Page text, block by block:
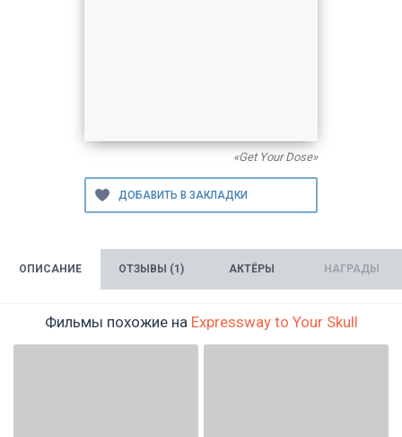
«Get Your Dose»
ОПИСАНИЕ ОТЗЫВЫ (1) АКТЁРЫ НАГРАДЫ
Фильмы похожие на Expressway to Your Skull